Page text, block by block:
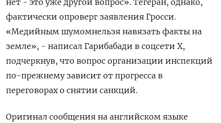
нет - ​это уже другой ⁠вопрос». Тегеран, однако,
фактически опроверг заявления Гросси.
«Медийным шумомнельзя навязать факты на
земле», - написал Гарибабади ‌в соцсети X,
подчеркнув, что вопрос организации инспекций
‌по-прежнему зависит от прогресса в
переговорах о снятии санкций.
Оригинал сообщения ​на английском языке